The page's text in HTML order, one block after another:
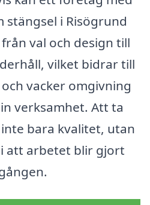
stängsel i Risögrund
val och design till
vilket bidrar till
vacker omgivning
verksamhet. Att ta
bara kvalitet, utan
att arbetet blir gjort